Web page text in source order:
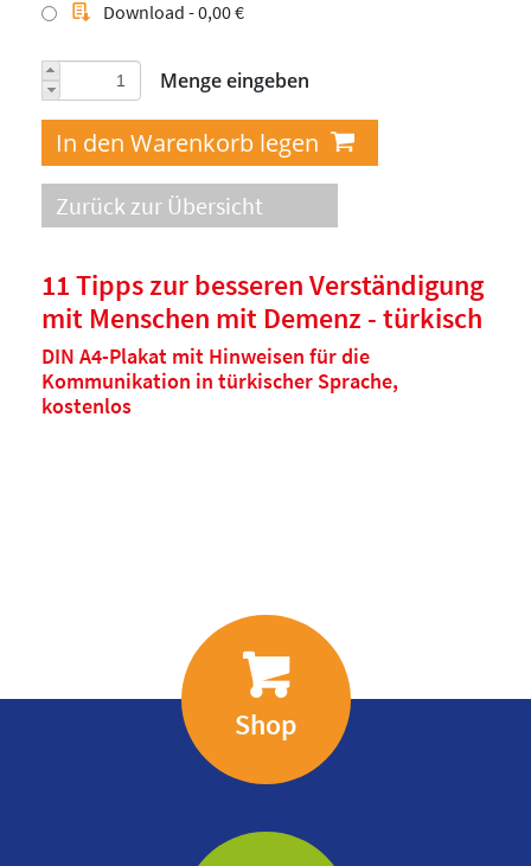
Download - 0,00 €
Menge eingeben
Zurück zur Übersicht
11 Tipps zur besseren Verständigung
mit Menschen mit Demenz - türkisch
DIN A4-Plakat mit Hinweisen für die
Kommunikation in türkischer Sprache,
kostenlos
Shop